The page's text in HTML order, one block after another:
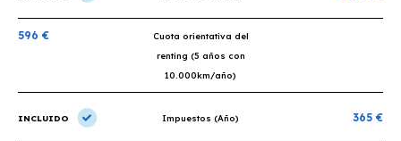
596 €
Cuota orientativa del
renting (5 años con
10.000km/año)
INCLUIDO Impuestos (Año) 365 €